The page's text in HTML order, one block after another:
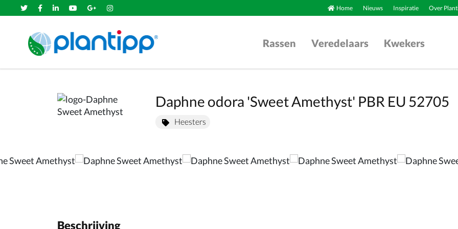
Home Nieuws Inspiratie Over
Rassen Veredelaars Kwekers
Daphne odora 'Sweet Amethyst' PBR EU 52705
Heesters
Beschrijving